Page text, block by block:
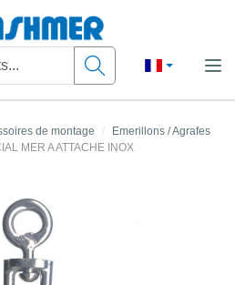
de montage
Emerillons / Agrafes
MER A ATTACHE INOX